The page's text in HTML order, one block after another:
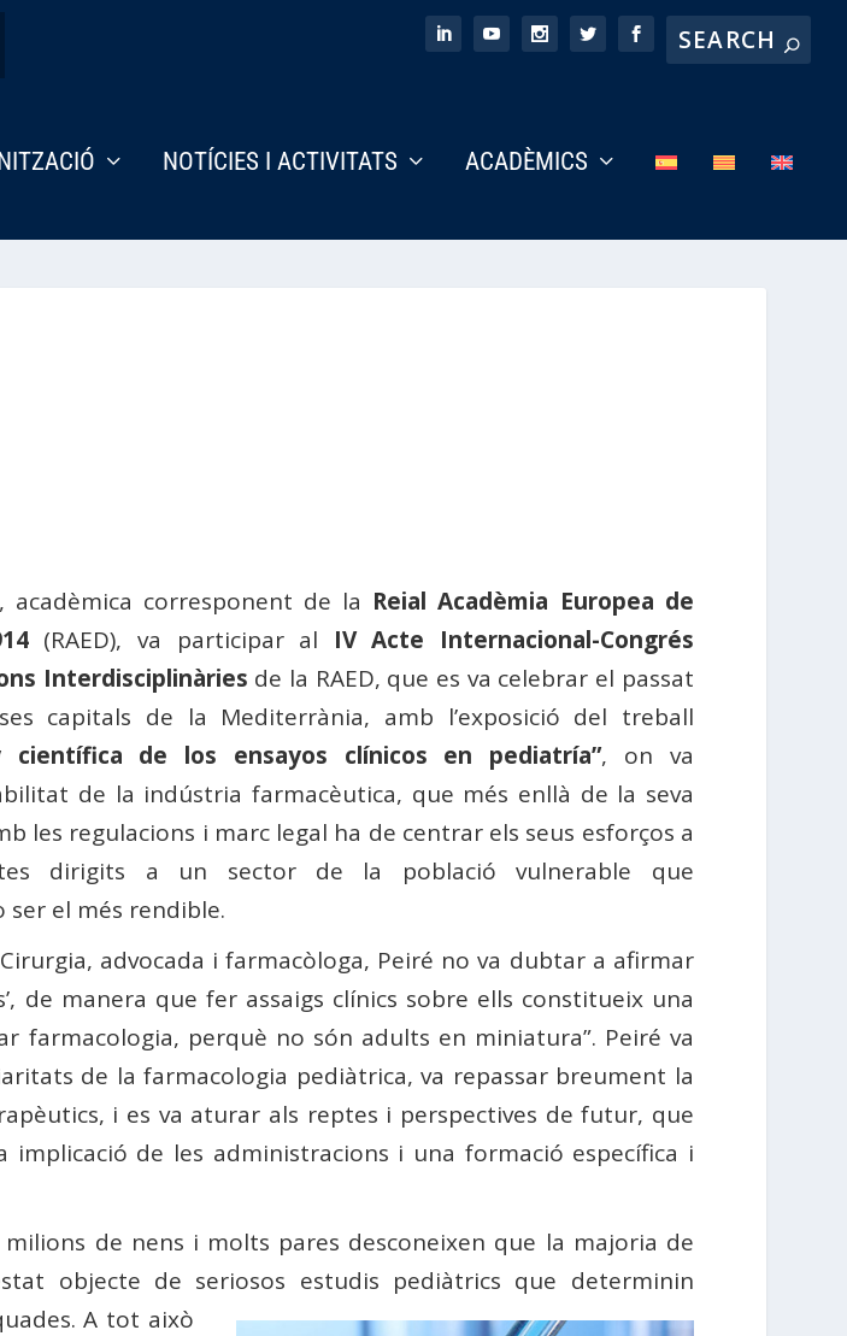
NOTÍCIES I ACTIVITATS ACADÈMICS
, acadèmica corresponent de la Reial Acadèmia Europea de
(RAED), va participar al IV Acte Internacional-Congrés
Interdisciplinàries de la RAED, que es va celebrar el passat
capitals de la Mediterrània, amb l’exposició del treball
científica de los ensayos clínicos en pediatría”, on va
de la indústria farmacèutica, que més enllà de la seva
les regulacions i marc legal ha de centrar els seus esforços a
dirigits a un sector de la població vulnerable que
el més rendible.
advocada i farmacòloga, Peiré no va dubtar a afirmar
de manera que fer assaigs clínics sobre ells constitueix una
farmacologia, perquè no són adults en miniatura”. Peiré va
de la farmacologia pediàtrica, va repassar breument la
i es va aturar als reptes i perspectives de futur, que
de les administracions i una formació específica i
de nens i molts pares desconeixen que la majoria de
objecte de seriosos estudis pediàtrics que determinin
A tot això